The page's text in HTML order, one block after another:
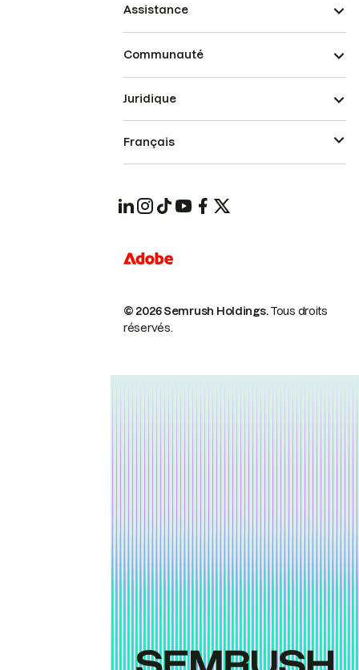
Assistance
Communauté
© 2026 Semrush Holdings.Tous droits
réservés.
Juridique
Français